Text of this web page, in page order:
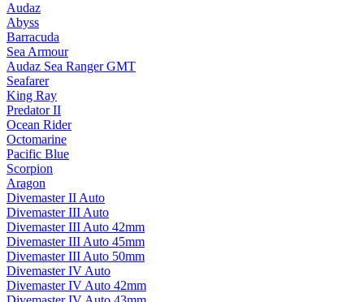
Audaz
Abyss
Barracuda
Sea Armour
Audaz Sea Ranger GMT
Seafarer
King Ray
Predator II
Ocean Rider
Octomarine
Pacific Blue
Scorpion
Aragon
Divemaster II Auto
Divemaster III Auto
Divemaster III Auto 42mm
Divemaster III Auto 45mm
Divemaster III Auto 50mm
Divemaster IV Auto
Divemaster IV Auto 42mm